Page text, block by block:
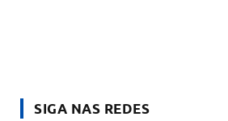
SIGA NAS REDES